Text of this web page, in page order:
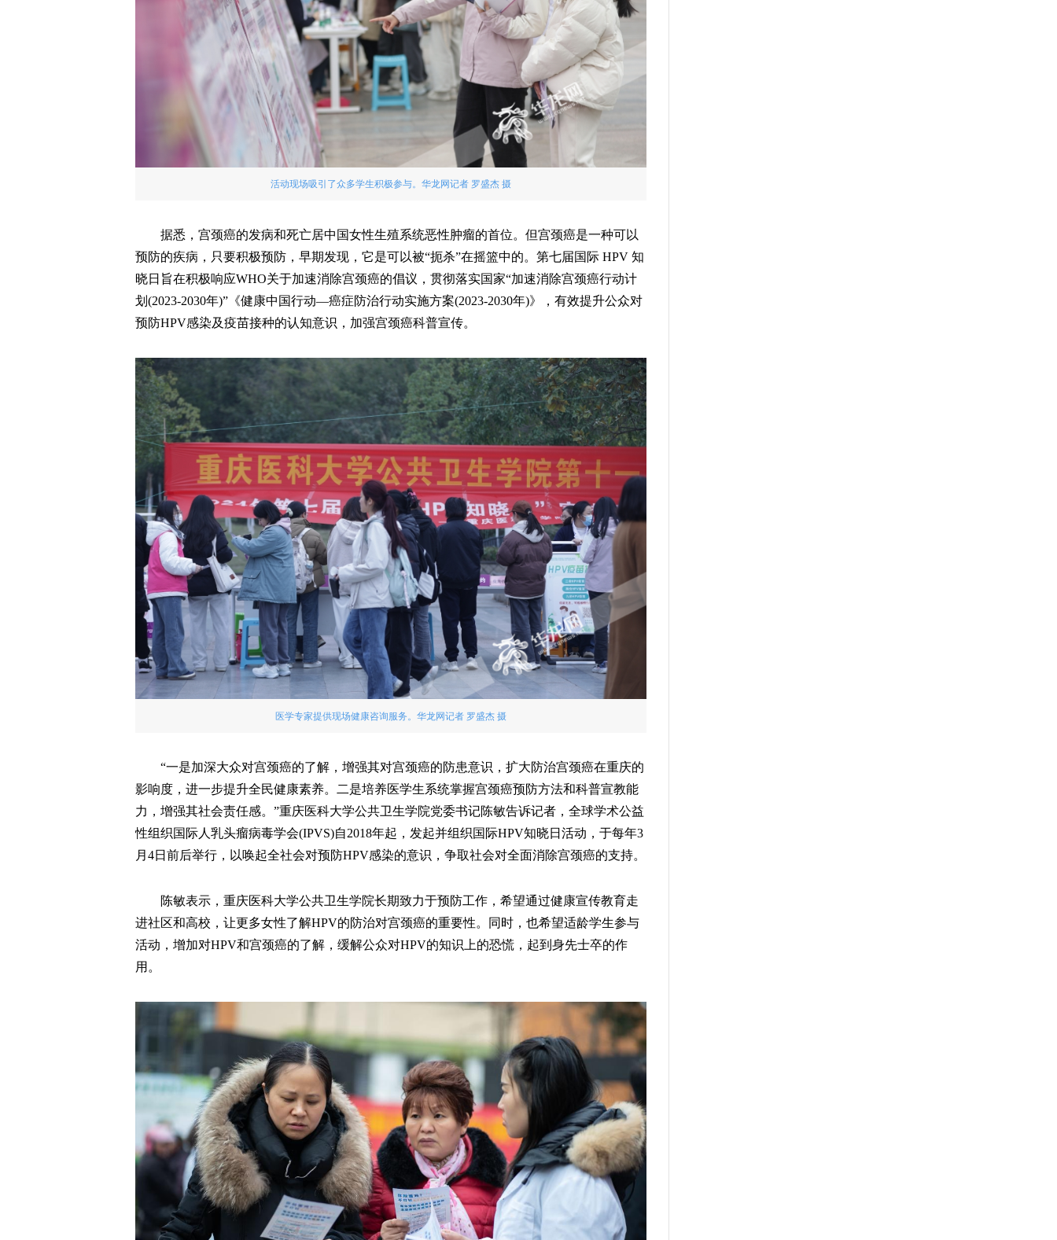
活动现场吸引了众多学生积极参与。华龙网记者 罗盛杰 摄
据悉，宫颈癌的发病和死亡居中国女性生殖系统恶性肿瘤的首位。但宫颈癌是一种可以
预防的疾病，只要积极预防，早期发现，它是可以被“扼杀”在摇篮中的。第七届国际 HPV 知
晓日旨在积极响应WHO关于加速消除宫颈癌的倡议，贯彻落实国家“加速消除宫颈癌行动计
划(2023-2030年)”《健康中国行动—癌症防治行动实施方案(2023-2030年)》，有效提升公众对
预防HPV感染及疫苗接种的认知意识，加强宫颈癌科普宣传。
医学专家提供现场健康咨询服务。华龙网记者 罗盛杰 摄
“一是加深大众对宫颈癌的了解，增强其对宫颈癌的防患意识，扩大防治宫颈癌在重庆的
影响度，进一步提升全民健康素养。二是培养医学生系统掌握宫颈癌预防方法和科普宣教能
力，增强其社会责任感。”重庆医科大学公共卫生学院党委书记陈敏告诉记者，全球学术公益
性组织国际人乳头瘤病毒学会(IPVS)自2018年起，发起并组织国际HPV知晓日活动，于每年3
月4日前后举行，以唤起全社会对预防HPV感染的意识，争取社会对全面消除宫颈癌的支持。
陈敏表示，重庆医科大学公共卫生学院长期致力于预防工作，希望通过健康宣传教育走
进社区和高校，让更多女性了解HPV的防治对宫颈癌的重要性。同时，也希望适龄学生参与
活动，增加对HPV和宫颈癌的了解，缓解公众对HPV的知识上的恐慌，起到身先士卒的作
用。